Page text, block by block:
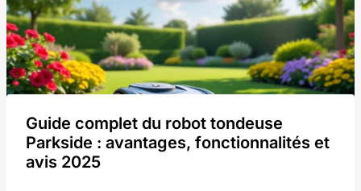
Guide complet du robot tondeuse
Parkside : avantages, fonctionnalités et
avis 2025